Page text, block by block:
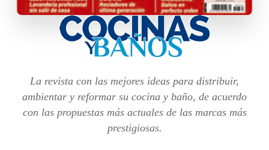
La revista con las mejores ideas para distribuir,
ambientar y reformar su cocina y baño, de acuerdo
con las propuestas más actuales de las marcas más
prestigiosas.